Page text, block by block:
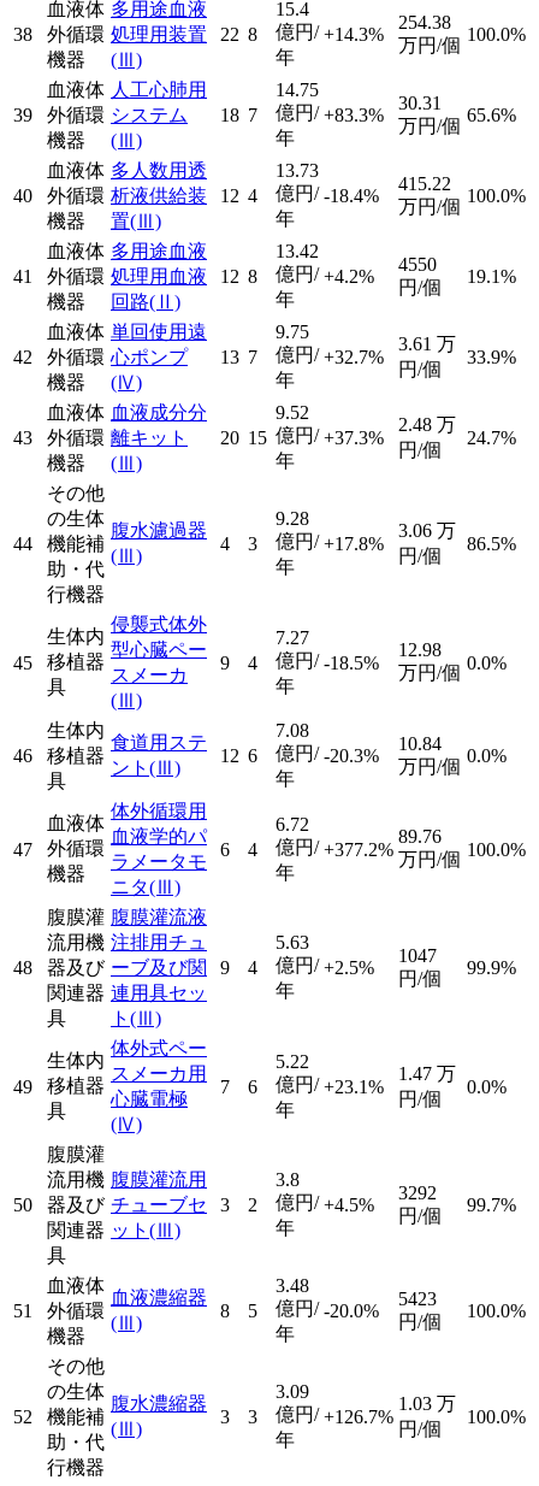
38
血液体
外循環
機器
多用途血液
処理用装置
(Ⅲ)
22 8
15.4
億円/
年
+14.3%
254.38
万円/個
100.0%
39
血液体
外循環
機器
人工心肺用
システム
(Ⅲ)
18 7
14.75
億円/
年
+83.3%
30.31
万円/個
65.6%
40
血液体
外循環
機器
多人数用透
析液供給装
置(Ⅲ)
12 4
13.73
億円/
年
-18.4%
415.22
万円/個
100.0%
41
血液体
外循環
機器
多用途血液
処理用血液
回路(Ⅱ)
12 8
13.42
億円/
年
+4.2%
4550
円/個
19.1%
42
血液体
外循環
機器
単回使用遠
心ポンプ
(Ⅳ)
13 7
9.75
億円/
年
+32.7%
3.61 万
円/個
33.9%
43
血液体
外循環
機器
血液成分分
離キット
(Ⅲ)
20 15
9.52
億円/
年
+37.3%
2.48 万
円/個
24.7%
44
その他
の生体
機能補
助・代
行機器
腹水濾過器
(Ⅲ)
4 3
9.28
億円/
年
+17.8%
3.06 万
円/個
86.5%
45
生体内
移植器
具
侵襲式体外
型心臓ペー
スメーカ
(Ⅲ)
9 4
7.27
億円/
年
-18.5%
12.98
万円/個 0.0%
46
生体内
移植器
具
食道用ステ
ント (Ⅲ)
12 6
7.08
億円/
年
-20.3%
10.84
万円/個
0.0%
47
血液体
外循環
機器
体外循環用
血液学的パ
ラメータモ
ニタ(Ⅲ)
6 4
6.72
億円/
年
+377.2%
89.76
万円/個 100.0%
48
腹膜灌
流用機
器及び
関連器
具
腹膜灌流液
注排用チュ
ーブ及び関
連用具セッ
ト (Ⅲ)
9 4
5.63
億円/
年
+2.5%
1047
円/個
99.9%
49
生体内
移植器
具
体外式ペー
スメーカ用
心臓電極
(Ⅳ)
7 6
5.22
億円/
年
+23.1%
1.47 万
円/個
0.0%
50
腹膜灌
流用機
器及び
関連器
具
腹膜灌流用
チューブセ
ット (Ⅲ)
3 2
3.8
億円/
年
+4.5%
3292
円/個
99.7%
51
血液体
外循環
機器
血液濃縮器
(Ⅲ)
8 5
3.48
億円/
年
-20.0%
5423
円/個
100.0%
52
その他
の生体
機能補
助・代
行機器
腹水濃縮器
(Ⅲ)
3 3
3.09
億円/
年
+126.7%
1.03 万
円/個
100.0%